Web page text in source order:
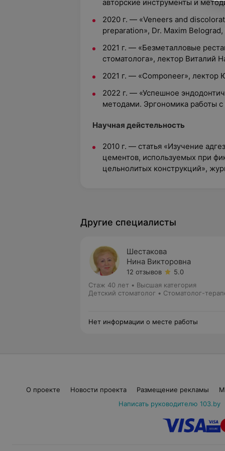
авторские инструменты и
2020 г. — «Veneers and
preparation», Dr. Maxim
2021 г. — «Безметалловые
стоматолога», лектор Виталий
2021 г. — «Componeer», лектор
2022 г. — «Успешное
методами. Эргономика работы
Научная дейстельность
2010 г. — статья «Изучение
цементов, используемых при
цельнолитых конструкций»,
Другие специалисты
Шестакова
Нина Викторовна
12 отзывов
5.0
Стаж 40 лет • Высшая категория
Детский стоматолог • Стоматолог-
Нет информации о месте работы
О проекте Новости проекта Размещение рекламы
Написать руководителю 103.by